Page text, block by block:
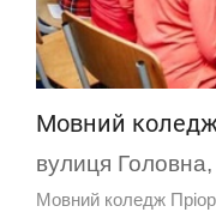
Мовний коледж
вулиця
Мовний коледж